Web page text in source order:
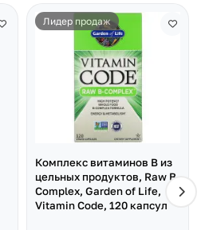
Лидер продаж
Комплекс витаминов B из
цельных продуктов, Raw B-
Complex, Garden of Life,
Vitamin Code, 120 капсул